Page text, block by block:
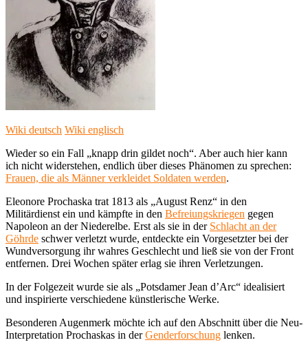
Wiki deutsch Wiki englisch
Wieder so ein Fall „knapp drin gildet noch“. Aber auch hier kann
ich nicht widerstehen, endlich über dieses Phänomen zu sprechen:
Frauen, die als Männer verkleidet Soldaten werden.
Eleonore Prochaska trat 1813 als „August Renz“ in den
Militärdienst ein und kämpfte in den Befreiungskriegen gegen
Napoleon an der Niederelbe. Erst als sie in der Schlacht an der
Göhrde schwer verletzt wurde, entdeckte ein Vorgesetzter bei der
Wundversorgung ihr wahres Geschlecht und ließ sie von der Front
entfernen. Drei Wochen später erlag sie ihren Verletzungen.
In der Folgezeit wurde sie als „Potsdamer Jean d’Arc“ idealisiert
und inspirierte verschiedene künstlerische Werke.
Besonderen Augenmerk möchte ich auf den Abschnitt über die Neu-
Interpretation Prochaskas in derGenderforschung lenken.